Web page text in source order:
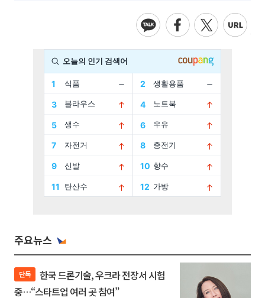
주요뉴스
단독
중…“스타트업 여러 곳 참여”